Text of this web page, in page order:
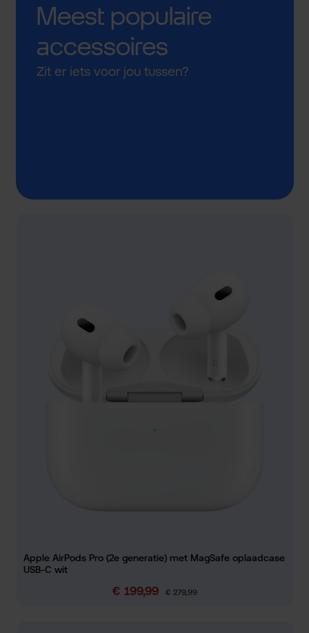
Meest populaire
accessoires
Zit er iets voor jou tussen?
Apple AirPods Pro (2e generatie) met MagSafe oplaadcase
USB-C wit
Verkoopprijs:
€ 199,99 Normale prijs:
€ 279,99